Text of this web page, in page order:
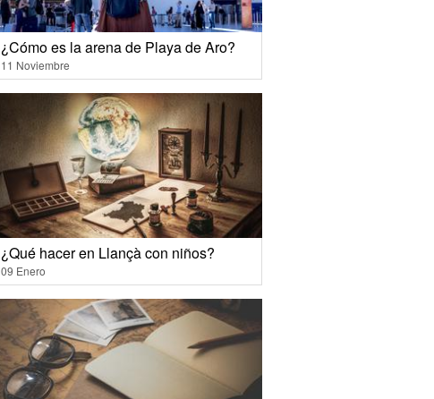
¿Cómo es la arena de Playa de Aro?
11 Noviembre
¿Qué hacer en Llançà con niños?
09 Enero